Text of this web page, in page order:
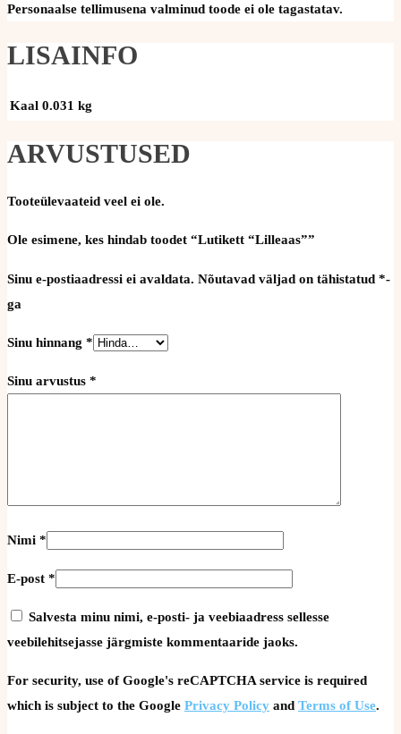
Personaalse tellimusena valminud toode ei ole tagastatav.
LISAINFO
Kaal 0.031 kg
ARVUSTUSED
Tooteülevaateid veel ei ole.
Ole esimene, kes hindab toodet “Lutikett “Lilleaas””
Sinu e-postiaadressi ei avaldata. Nõutavad väljad on tähistatud *-
ga
Sinu hinnang *
Sinu arvustus *
Nimi *
E-post *
Salvesta minu nimi, e-posti- ja veebiaadress sellesse
veebilehitsejasse järgmiste kommentaaride jaoks.
For security, use of Google's reCAPTCHA service is required
which is subject to the Google Privacy Policy and Terms of Use.